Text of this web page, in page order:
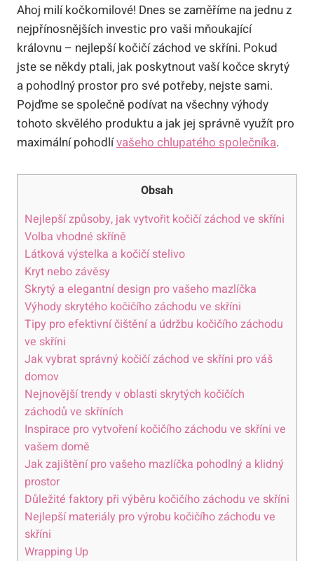
Ahoj milí kočkomilové! Dnes se zaměříme na jednu z
nejpřínosnějších investic pro vaši mňoukající
královnu – nejlepší kočičí záchod ve skříni. Pokud
jste se někdy ptali, jak poskytnout vaší kočce skrytý
a pohodlný prostor pro své potřeby, nejste sami.
Pojďme se společně podívat na všechny výhody
tohoto skvělého produktu a jak jej správně využít pro
maximální pohodlívašeho chlupatého společníka.
Obsah
Nejlepší způsoby, jak vytvořit kočičí záchod ve skříni
Volba vhodné skříně
Látková výstelka a kočičí stelivo
Kryt nebo závěsy
Skrytý a elegantní design pro vašeho mazlíčka
Výhody skrytého kočičího záchodu ve skříni
Tipy pro efektivní čištění a údržbu kočičího záchodu
ve skříni
Jak vybrat správný kočičí záchod ve skříni pro váš
domov
Nejnovější trendy v oblasti skrytých kočičích
záchodů ve skříních
Inspirace pro vytvoření kočičího záchodu ve skříni ve
vašem domě
Jak zajištění pro vašeho mazlíčka pohodlný a klidný
prostor
Důležité faktory při výběru kočičího záchodu ve skříni
Nejlepší materiály pro výrobu kočičího záchodu ve
skříni
Wrapping Up